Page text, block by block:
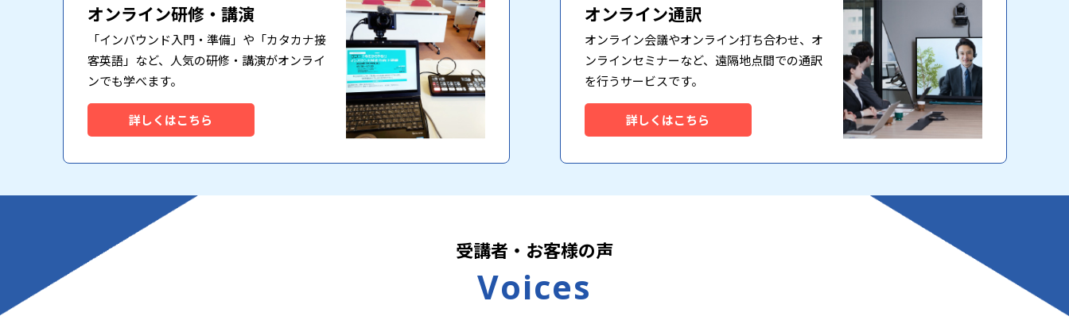
オンライン研修・講演
「インバウンド入門・準備」や「カタカナ接
客英語」など、人気の研修・講演がオンライ
ンでも学べます。
詳しくはこちら
オンライン通訳
オンライン会議やオンライン打ち合わせ、オ
ンラインセミナーなど、遠隔地点間での通訳
を行うサービスです。
詳しくはこちら
受講者・お客様の声
Voices